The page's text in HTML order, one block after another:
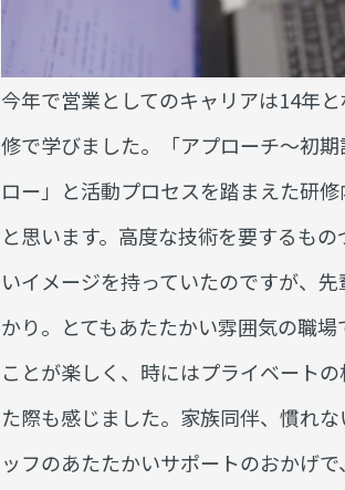
今年で営業としてのキャリアは14年
修で学びました。「アプローチ〜初
ロー」と活動プロセスを踏まえた研
と思います。高度な技術を要するも
いイメージを持っていたのですが、
かり。とてもあたたかい雰囲気の職
ことが楽しく、時にはプライベート
た際も感じました。家族同伴、慣れ
ッフのあたたかいサポートのおかげ